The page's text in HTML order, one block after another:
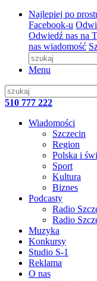
Najlepiej po
Facebook-u
Odwiedź nas na
nas wiadomość
Menu
510 777 222
Wiadomości
Szczecin
Region
Polska i
Sport
Kultura
Biznes
Podcasty
Radio
Radio
Muzyka
Konkursy
Studio S-1
Reklama
O nas